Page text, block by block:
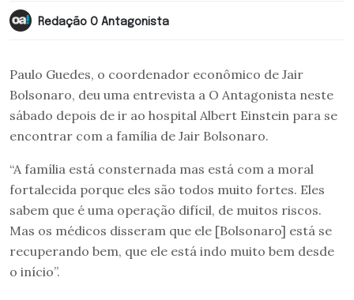
Redação O Antagonista
Paulo Guedes, o coordenador econômico de Jair
Bolsonaro, deu uma entrevista a O Antagonista neste
sábado depois de ir ao hospital Albert Einstein para se
encontrar com a família de Jair Bolsonaro.
“A família está consternada mas está com a moral
fortalecida porque eles são todos muito fortes. Eles
sabem que é uma operação difícil, de muitos riscos.
Mas os médicos disseram que ele [Bolsonaro] está se
recuperando bem, que ele está indo muito bem desde
o início”.